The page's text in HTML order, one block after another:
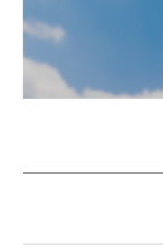
de covid-19?